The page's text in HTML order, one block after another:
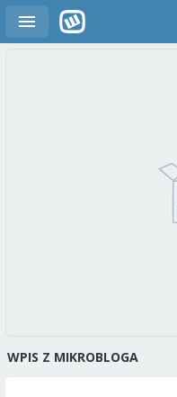
WPIS Z MIKROBLOGA